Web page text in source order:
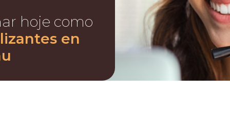
hoje como
en